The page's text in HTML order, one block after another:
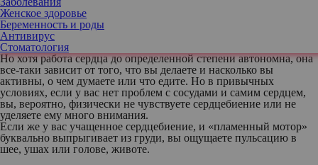
Женское здоровье
Беременность и роды
Антивирус
Стоматология
Наше сердце постоянно сокращается на протяжении всей жизни,
не останавливаясь ни на секунду, непрерывно качая кровь по
всему телу. Усилием воли мы не можем его ни остановить, ни
замедлить – это было бы опасно для жизни.
Но хотя работа сердца до определенной степени автономна, она
все-таки зависит от того, что вы делаете и насколько вы
активны, о чем думаете или что едите. Но в привычных
условиях, если у вас нет проблем с сосудами и самим сердцем,
вы, вероятно, физически не чувствуете сердцебиение или не
уделяете ему много внимания.
Если же у вас учащенное сердцебиение, и «пламенный мотор»
буквально выпрыгивает из груди, вы ощущаете пульсацию в
шее, ушах или голове, животе.